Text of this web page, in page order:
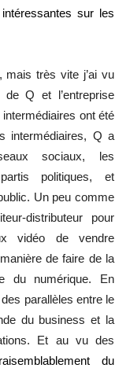
sur les
mais très vite j’ai vu
Q et l’entreprise
ont été
intermédiaires, Q a
sociaux, les
politiques, et
Un peu comme
distributeur pour
vidéo de vendre
de faire de la
du numérique. En
parallèles entre le
du business et la
Et au vu des
du